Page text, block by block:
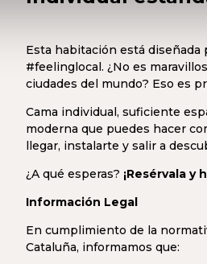
Esta habitación está diseñada
#feelinglocal. ¿No es
ciudades del mundo? Eso es
Cama individual, suficiente
moderna que puedes hacer
llegar, instalarte y salir a
¿A qué esperas? ¡Resérvala y
Información Legal
En cumplimiento de la
Cataluña, informamos que: